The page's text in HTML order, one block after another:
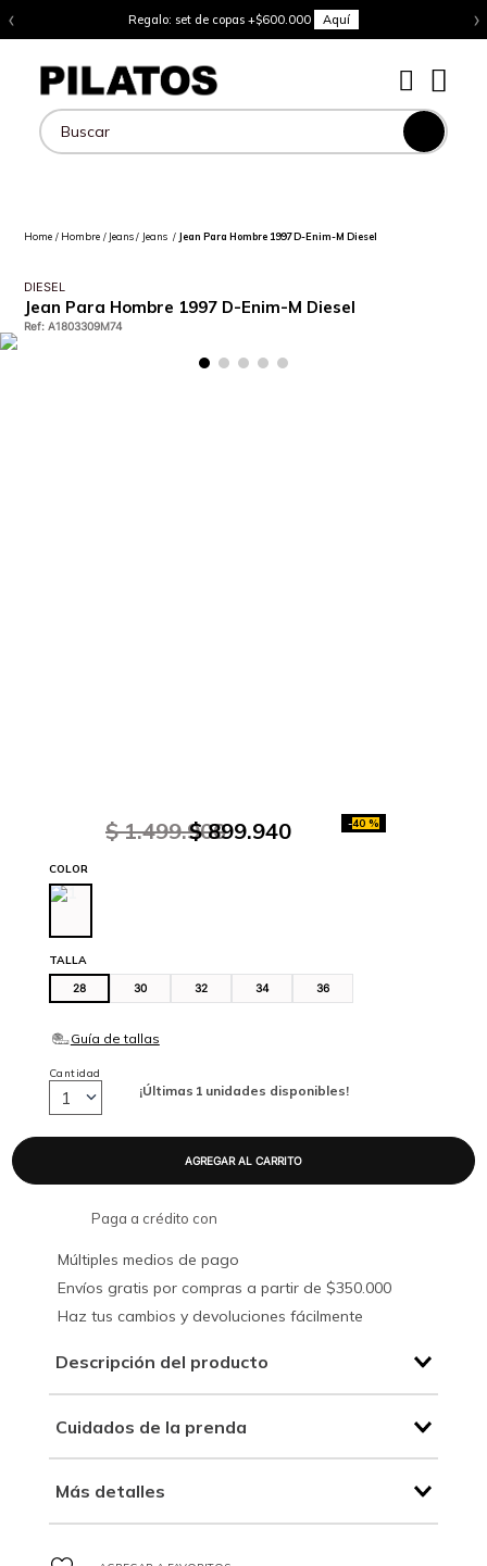
‹ Regalo: set de copas +$600.000 Aquí ›
Buscar
Hombre Jeans Jeans Jean Para Hombre 1997 D-Enim-M Diesel
DIESEL
Jean Para Hombre 1997 D-Enim-M Diesel
Ref:A1803309M74
$ 1.499.900
$ 899.940 -40 %
TALLA
28 30 32 34 36
COLOR
¡Últimas 1 unidades disponibles!
Cantidad
1
Paga a crédito con
Múltiples medios de pago
Envíos gratis por compras a partir de $350.000
Haz tus cambios y devoluciones fácilmente
Descripción del producto
Cuidados de la prenda
Más detalles